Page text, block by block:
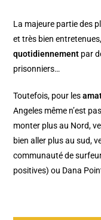
La majeure partie des
et très bien
quotidiennement par
prisonniers…
Toutefois, pour les
Angeles même n’est
monter plus au Nord,
bien aller plus au sud,
communauté de
positives) ou Dana